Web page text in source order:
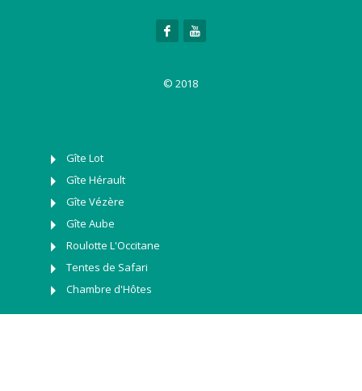
© 2018
Gîte Lot
Gîte Hérault
Gîte Vézère
Gîte Aube
Roulotte L'Occitane
Tentes de Safari
Chambre d'Hôtes